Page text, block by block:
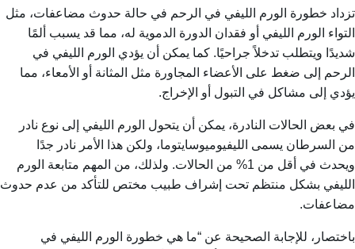
تزداد خطورة الورم الليفي في الرحم في حالة حدوث مضاعفات، مثل
التواء الورم الليفي أو فقدان الدورة الدموية له، مما قد يسبب ألمًا
شديدًا ويتطلب تدخلاً جراحيًا. كما يمكن أن يؤدي الورم الليفي في
الرحم إلى ضغط على الأعضاء المجاورة مثل المثانة أو الأمعاء، مما
يؤدي إلى مشاكل في التبول أو الإخراج.
في بعض الحالات النادرة، يمكن أن يتحول الورم الليفي إلى نوع نادر
من السرطان يسمى الليفيوميوسايتوما، ولكن هذا الأمر نادر جدًا
ويحدث في أقل من 1% من الحالات. ولذلك، من المهم متابعة الورم
الليفي بشكل منتظم تحت إشراف طبيب مختص للتأكد من عدم حدوث
مضاعفات.
باختصار، للإجابة الصحيحة عن “ما هي خطورة الورم الليفي في